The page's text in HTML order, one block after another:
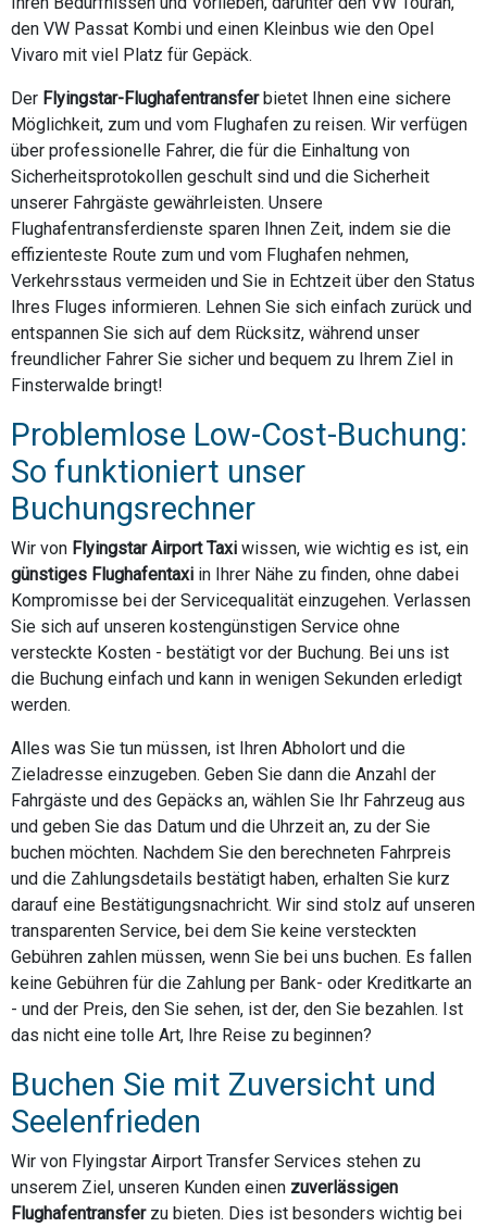
den VW Passat Kombi und einen Kleinbus wie den Opel
Vivaro mit viel Platz für Gepäck.
Der Flyingstar-Flughafentransferbietet Ihnen eine sichere
Möglichkeit, zum und vom Flughafen zu reisen. Wir verfügen
über professionelle Fahrer, die für die Einhaltung von
Sicherheitsprotokollen geschult sind und die Sicherheit
unserer Fahrgäste gewährleisten. Unsere
Flughafentransferdienste sparen Ihnen Zeit, indem sie die
effizienteste Route zum und vom Flughafen nehmen,
Verkehrsstaus vermeiden und Sie in Echtzeit über den Status
Ihres Fluges informieren. Lehnen Sie sich einfach zurück und
entspannen Sie sich auf dem Rücksitz, während unser
freundlicher Fahrer Sie sicher und bequem zu Ihrem Ziel in
Finsterwalde bringt!
Problemlose Low-Cost-Buchung:
So funktioniert unser
Buchungsrechner
Wir von Flyingstar Airport Taxi wissen, wie wichtig es ist, ein
günstiges Flughafentaxi in Ihrer Nähe zu finden, ohne dabei
Kompromisse bei der Servicequalität einzugehen. Verlassen
Sie sich auf unseren kostengünstigen Service ohne
versteckte Kosten - bestätigt vor der Buchung. Bei uns ist
die Buchung einfach und kann in wenigen Sekunden erledigt
werden.
Alles was Sie tun müssen, ist Ihren Abholort und die
Zieladresse einzugeben. Geben Sie dann die Anzahl der
Fahrgäste und des Gepäcks an, wählen Sie Ihr Fahrzeug aus
und geben Sie das Datum und die Uhrzeit an, zu der Sie
buchen möchten. Nachdem Sie den berechneten Fahrpreis
und die Zahlungsdetails bestätigt haben, erhalten Sie kurz
darauf eine Bestätigungsnachricht. Wir sind stolz auf unseren
transparenten Service, bei dem Sie keine versteckten
Gebühren zahlen müssen, wenn Sie bei uns buchen. Es fallen
keine Gebühren für die Zahlung per Bank- oder Kreditkarte an
- und der Preis, den Sie sehen, ist der, den Sie bezahlen. Ist
das nicht eine tolle Art, Ihre Reise zu beginnen?
Buchen Sie mit Zuversicht und
Seelenfrieden
Wir von Flyingstar Airport Transfer Services stehen zu
unserem Ziel, unseren Kunden einen zuverlässigen
Flughafentransferzu bieten. Dies ist besonders wichtig bei